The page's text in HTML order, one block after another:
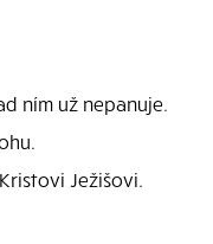
ním už nepanuje.
Ježišovi.